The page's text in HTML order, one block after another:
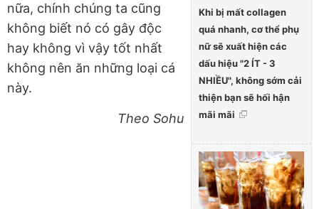
Khi bị mất collagen
quá nhanh, cơ thể phụ
nữ sẽ xuất hiện các
dấu hiệu "2 ÍT - 3
NHIỀU", không sớm cải
thiện bạn sẽ hối hận
mãi mãi
nữa, chính chúng ta cũng
không biết nó có gây độc
hay không vì vậy tốt nhất
không nên ăn những loại cá
này.
Theo Sohu